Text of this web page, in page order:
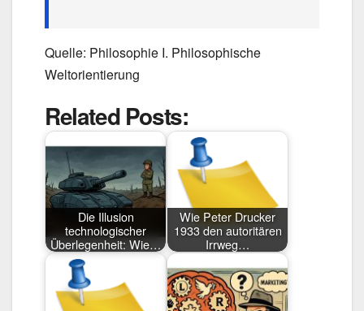
Quelle: Philosophie I. Philosophische
Weltorientierung
Related Posts:
Die Illusion
technologischer
Überlegenheit: Wie…
Wie Peter Drucker
1933 den autoritären
Irrweg…